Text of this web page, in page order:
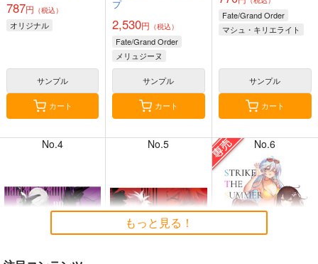
7月31日掲載 7月31日掲載
7月30日掲載 7月30日掲載
7月28日掲載
787円 （税込）
オリジナル
サンプル
カート
プ
2,530円 （税込）
Fate/Grand Order
メリュジーヌ
サンプル
カート
Fate/Grand Order
マシュ・キリエライト
サンプル
カート
No.4 No.5 No.6
もっと見る！